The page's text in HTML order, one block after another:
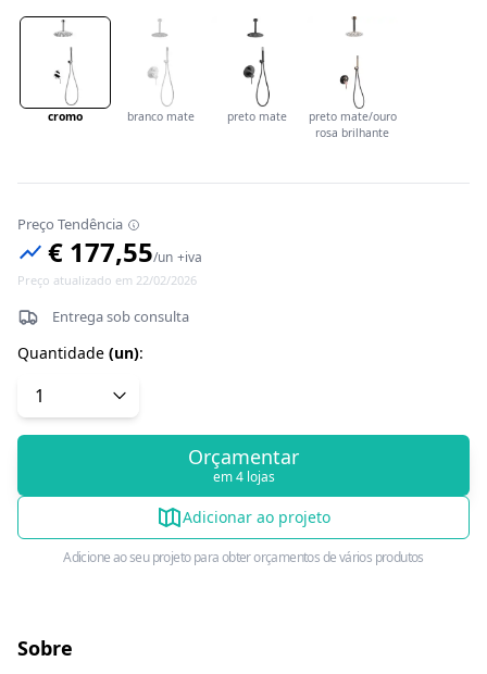
cromo branco mate preto mate
preto mate/ouro
rosa brilhante
Preço Tendência
€ 177,55/un +iva
Preço atualizado em 22/02/2026
Entrega sob consulta
Quantidade (un):
Orçamentar
em 4 lojas
Adicionar ao projeto
Adicione ao seu projeto para obter orçamentos de vários produtos
Sobre